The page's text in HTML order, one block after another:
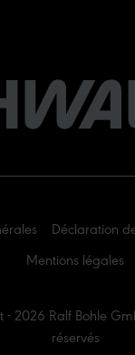
2026 Ralf Bohle
réservés
Déclaration
Mentions légales